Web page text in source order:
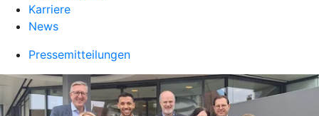
Karriere
News
Pressemitteilungen